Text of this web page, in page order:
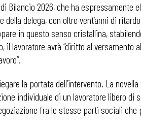
Bilancio 2026, che ha
delega, con oltre vent’anni di
in questo senso cristallina,
lavoratore avrà “diritto al
la portata dell’intervento. La
individuale di un lavoratore libero
fra le stesse parti sociali che